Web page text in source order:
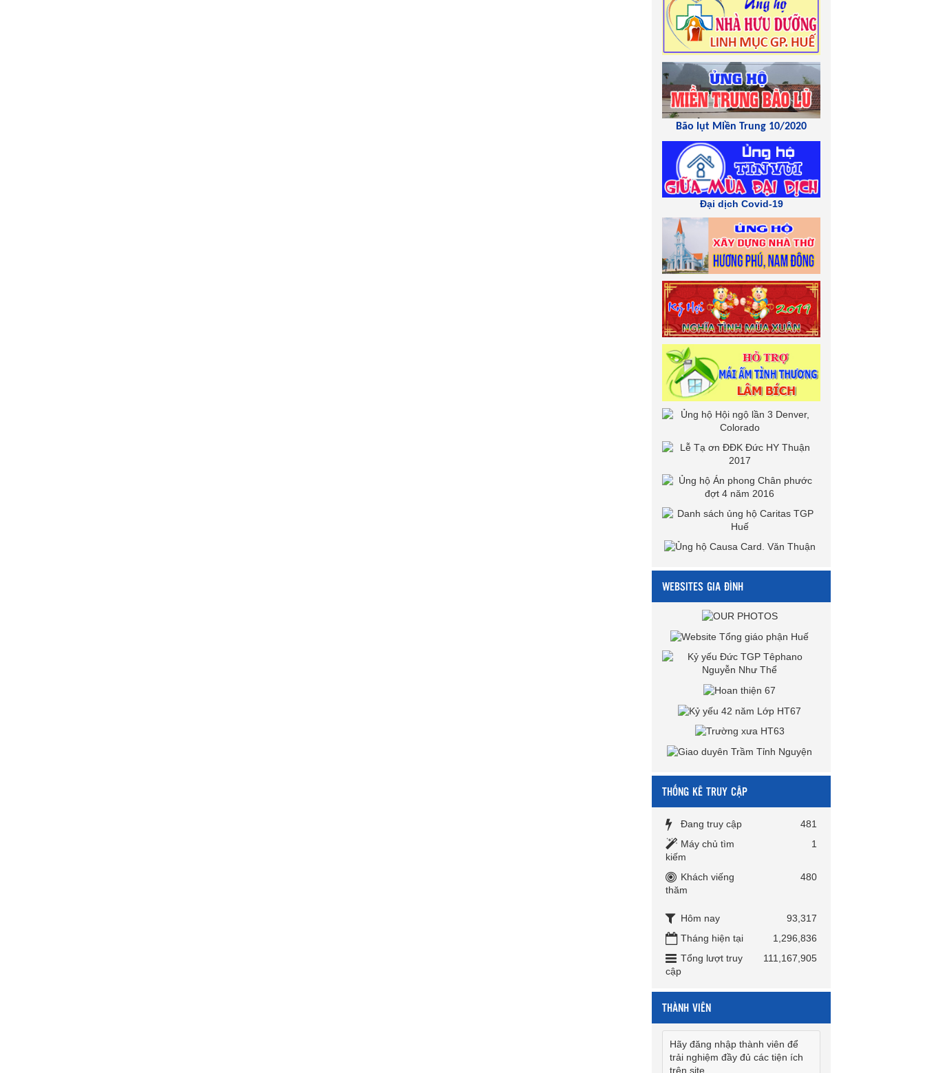
Bão lụt Miền Trung 10/2020
Đại dịch Covid-19
WEBSITES GIA ĐÌNH
THỐNG KÊ TRUY CẬP
Đang truy cập
481
Máy chủ tìm
kiếm
1
Khách viếng
thăm
480
Hôm nay
93,317
Tháng hiện tại
1,296,836
Tổng lượt truy
cập
111,167,905
THÀNH VIÊN
Hãy đăng nhập thành viên để
trải nghiệm đầy đủ các tiện ích
trên site